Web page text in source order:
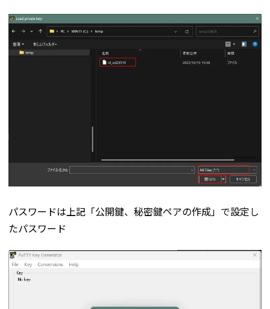
パスワードは上記「公開鍵、秘密鍵ペアの作成」で設定し
たパスワード